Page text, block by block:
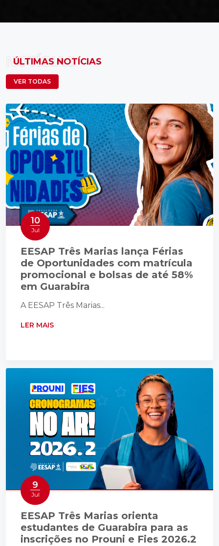
ÚLTIMAS NOTÍCIAS
NOTÍCIAS
VER TODAS
10
Jul
EESAP Três Marias lança Férias
de Oportunidades com matrícula
promocional e bolsas de até 58%
em Guarabira
A EESAP Três Marias...
LER MAIS
9
Jul
EESAP Três Marias orienta
estudantes de Guarabira para as
inscrições no Prouni e Fies 2026.2